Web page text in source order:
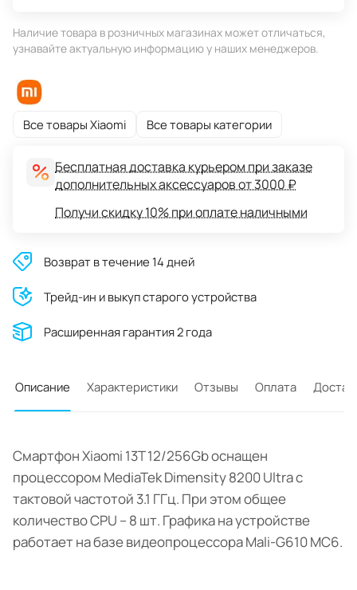
Наличие товара в розничных магазинах может отличаться,
узнавайте актуальную информацию у наших менеджеров.
Все товары Xiaomi Все товары категории
Бесплатная доставка курьером при заказе
дополнительных аксессуаров от 3000 ₽
Получи скидку 10% при оплате наличными
Возврат в течение 14 дней
Трейд-ин и выкуп старого устройства
Расширенная гарантия 2 года
Описание Характеристики Отзывы Оплата
Смартфон Xiaomi 13T 12/256Gb оснащен
процессором MediaTek Dimensity 8200 Ultra с
тактовой частотой 3.1 ГГц. При этом общее
количество CPU – 8 шт. Графика на устройстве
работает на базе видеопроцессора Mali-G610 MC6.